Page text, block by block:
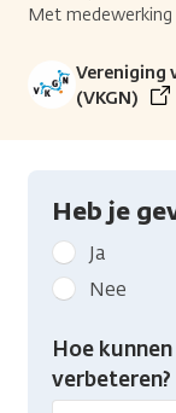
Met medewerking
Vereniging
(VKGN)
Heb je
Geef
kanker.nl
feedback:
Heb
gevonden
Ja
Nee
Hoe
verbeteren?